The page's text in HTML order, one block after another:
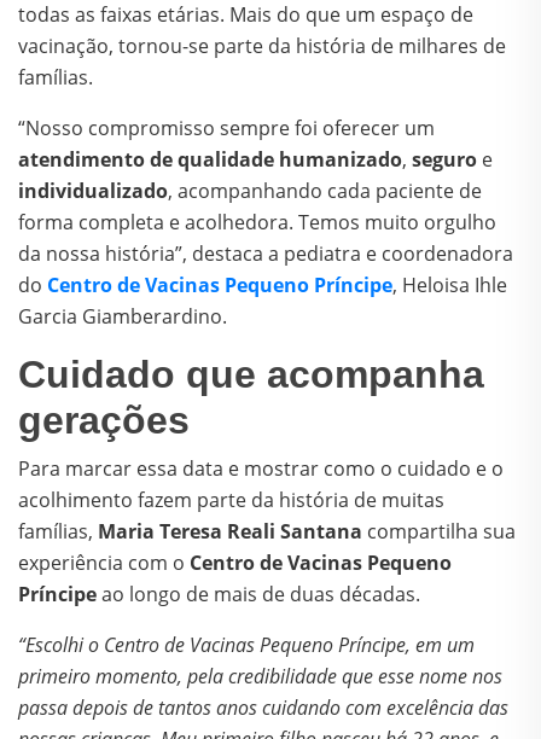
todas as faixas etárias. Mais do que um espaço de
vacinação, tornou-se parte da história de milhares de
famílias.
“Nosso compromisso sempre foi oferecer um
atendimento de qualidade humanizado, seguro e
individualizado, acompanhando cada paciente de
forma completa e acolhedora. Temos muito orgulho
da nossa história”, destaca a pediatra e coordenadora
do Centro de Vacinas Pequeno Príncipe, Heloisa Ihle
Garcia Giamberardino.
Cuidado que acompanha
gerações
Para marcar essa data e mostrar como o cuidado e o
acolhimento fazem parte da história de muitas
famílias, Maria Teresa Reali Santana compartilha sua
experiência com o Centro de Vacinas Pequeno
Príncipeao longo de mais de duas décadas.
“Escolhi o Centro de Vacinas Pequeno Príncipe, em um
primeiro momento, pela credibilidade que esse nome nos
passa depois de tantos anos cuidando com excelência das